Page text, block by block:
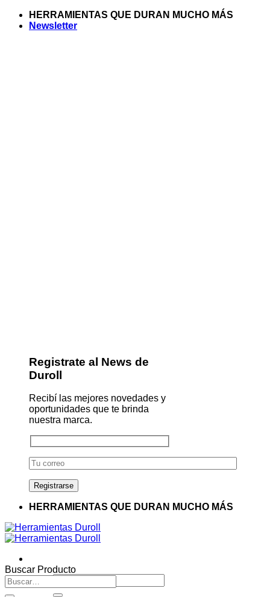
Saltar
HERRAMIENTAS QUE DURAN MUCHO MÁS
Newsletter
Registrate al News de
Duroll
Recibí las mejores novedades y
oportunidades que te brinda
nuestra marca.
HERRAMIENTAS QUE DURAN MUCHO MÁS
Buscar
por:
Buscar Producto
Buscar
por: